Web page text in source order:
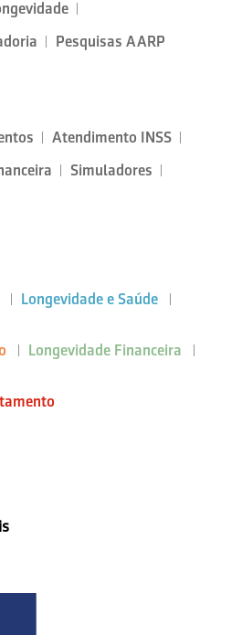
Pesquisas AARP
Atendimento INSS
Simuladores
Longevidade e Saúde
Longevidade Financeira